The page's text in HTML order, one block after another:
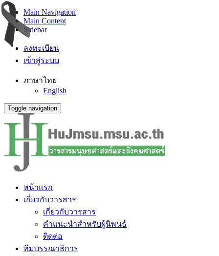
Main Navigation
Main Content
Sidebar
ลงทะเบียน
เข้าสู่ระบบ
ภาษาไทย
English
Toggle navigation
หน้าแรก
เกี่ยวกับวารสาร
เกี่ยวกับวารสาร
คำแนะนำสำหรับผู้นิพนธ์
ติดต่อ
ทีมบรรณาธิการ